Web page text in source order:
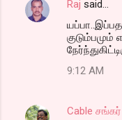
C
n
Raj said…
குடும்பமும்
9:12 AM
Cable சங்கர்